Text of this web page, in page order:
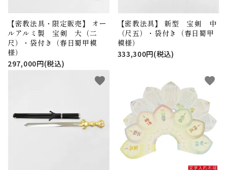
【密教法具・限定販売】 オー
ルアルミ製 宝剣 大（二
尺）・袋付き（春日蜀甲模
様）
297,000円(税込)
【密教法具】 新型 宝剣 中
（尺五）・袋付き（春日蜀甲
模様）
333,300円(税込)
favorite favorite